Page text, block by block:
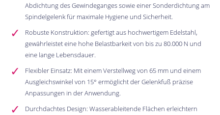
Abdichtung des Gewindeganges sowie einer Sonderdichtung am
Spindelgelenk für maximale Hygiene und Sicherheit.
Robuste Konstruktion: gefertigt aus hochwertigem Edelstahl,
gewährleistet eine hohe Belastbarkeit von bis zu 80.000 N und
eine lange Lebensdauer.
Flexibler Einsatz: Mit einem Verstellweg von 65 mm und einem
Ausgleichswinkel von 15° ermöglicht der Gelenkfuß präzise
Anpassungen in der Anwendung.
Durchdachtes Design: Wasserableitende Flächen erleichtern